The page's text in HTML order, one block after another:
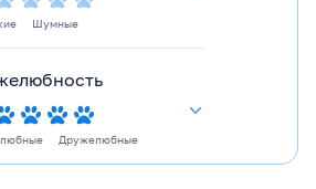
Шумные
Дружелюбные